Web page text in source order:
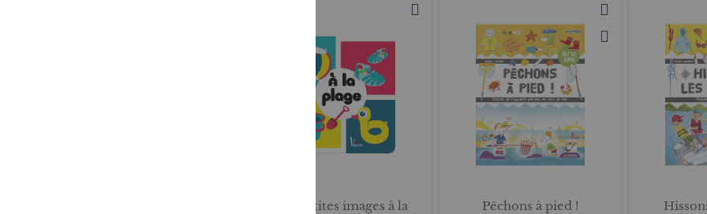
Mes p'tites images à la
Pêchons à pied !